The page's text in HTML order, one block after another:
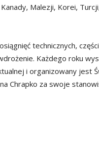
Malezji, Korei,
technicznych,
Każdego roku
i organizowany jest
Chrapko za swoje